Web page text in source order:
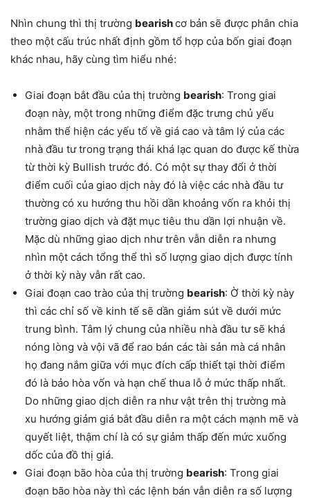
Nhìn chung thì thị trường bearishcơ bản sẽ được phân chia
theo một cấu trúc nhất định gồm tổ hợp của bốn giai đoạn
khác nhau, hãy cùng tìm hiểu nhé:
Giai đoạn bắt đầu của thị trường bearish: Trong giai
đoạn này, một trong những điểm đặc trưng chủ yếu
nhằm thể hiện các yếu tố về giá cao và tâm lý của các
nhà đầu tư trong trạng thái khá lạc quan do được kế thừa
từ thời kỳ Bullish trước đó. Có một sự thay đổi ở thời
điểm cuối của giao dịch này đó là việc các nhà đầu tư
thường có xu hướng thu hồi dần khoảng vốn ra khỏi thị
trường giao dịch và đặt mục tiêu thu dần lợi nhuận về.
Mặc dù những giao dịch như trên vẫn diễn ra nhưng
nhìn một cách tổng thể thì số lượng giao dịch được tính
ở thời kỳ này vẫn rất cao.
Giai đoạn cao trào của thị trường bearish: Ờ thời kỳ này
thì các chỉ số về kinh tế sẽ dần giảm sút về dưới mức
trung bình. Tâm lý chung của nhiều nhà đầu tư sẽ khá
nóng lòng và vội vã để rao bán các tài sản mà cá nhân
họ đang nắm giữa với mục đích cấp thiết tại thời điểm
đó là bảo hòa vốn và hạn chế thua lỗ ở mức thấp nhất.
Do những giao dịch diễn ra như vật trên thị trường mà
xu hướng giảm giá bắt đầu diễn ra một cách mạnh mẽ và
quyết liệt, thậm chí là có sự giảm thấp đến mức xuống
dốc của đồ thị giá.
Giai đoạn bão hòa của thị trường bearish: Trong giai
đoạn bão hòa này thì các lệnh bán vẫn diễn ra số lượng